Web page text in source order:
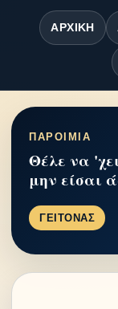
ΑΡΧΙΚΉ
ΠΑΡΟΙΜΙΑ
Θέλε να
μην είσαι
ΓΕΙΤΟΝΑΣ